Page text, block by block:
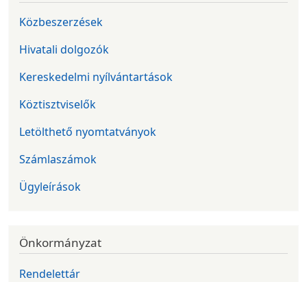
Közbeszerzések
Hivatali dolgozók
Kereskedelmi nyílvántartások
Köztisztviselők
Letölthető nyomtatványok
Számlaszámok
Ügyleírások
Önkormányzat
Rendelettár